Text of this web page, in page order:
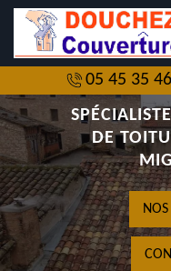
05 45 35
DE